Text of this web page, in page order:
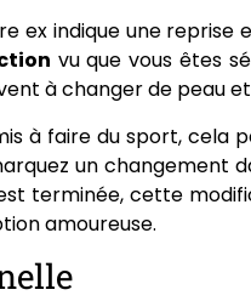
ex indique une reprise
vu que vous êtes
à changer de peau
à faire du sport,
un changement
terminée, cette
amoureuse.